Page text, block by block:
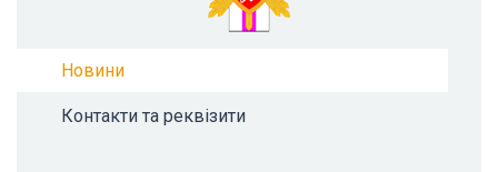
Новини
Контакти та реквізити